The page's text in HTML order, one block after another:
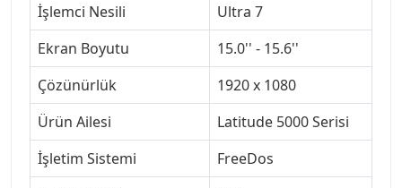
İşlemci Nesili
Ultra 7
Ekran Boyutu
15.0'' - 15.6''
Çözünürlük
1920 x 1080
Ürün Ailesi
Latitude 5000 Serisi
İşletim Sistemi
FreeDos